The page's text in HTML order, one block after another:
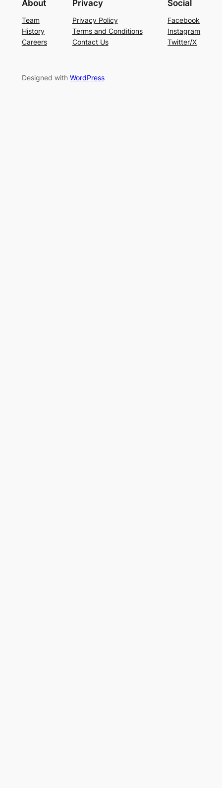
About
Team
History
Careers
Privacy
Privacy Policy
Terms and Conditions
Contact Us
Social
Facebook
Instagram
Twitter/X
Designed with WordPress